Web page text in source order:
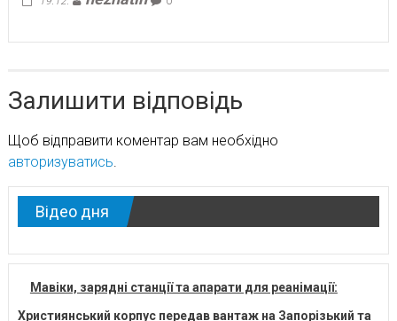
Залишити відповідь
Щоб відправити коментар вам необхідно
авторизуватись
Відео дня
Мавіки, зарядні станції та апарати для реанімації:
Християнський корпус передав вантаж на Запорізький та